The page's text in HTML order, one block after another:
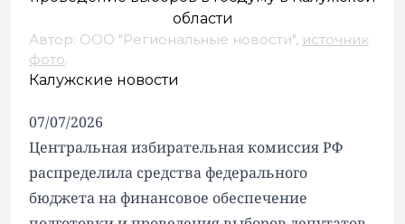
Автор: ООО "Региональные новости", источник
фото.
Калужские новости
07/07/2026
Центральная избирательная комиссия РФ
распределила средства федерального
бюджета на финансовое обеспечение